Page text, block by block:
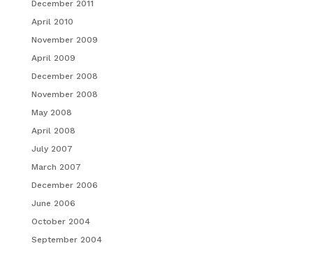
December 2011
April 2010
November 2009
April 2009
December 2008
November 2008
May 2008
April 2008
July 2007
March 2007
December 2006
June 2006
October 2004
September 2004